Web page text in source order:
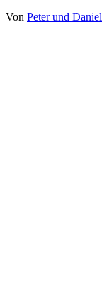
Von Peter und Daniel